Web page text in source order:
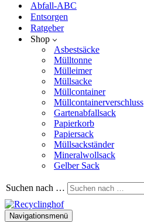
Abfall-ABC
Entsorgen
Ratgeber
Shop
Asbestsäcke
Mülltonne
Mülleimer
Müllsacke
Müllcontainer
Müllcontainerverschluss
Gartenabfallsack
Papierkorb
Papiersack
Müllsackständer
Mineralwollsack
Gelber Sack
Suchen nach …
Navigationsmenü